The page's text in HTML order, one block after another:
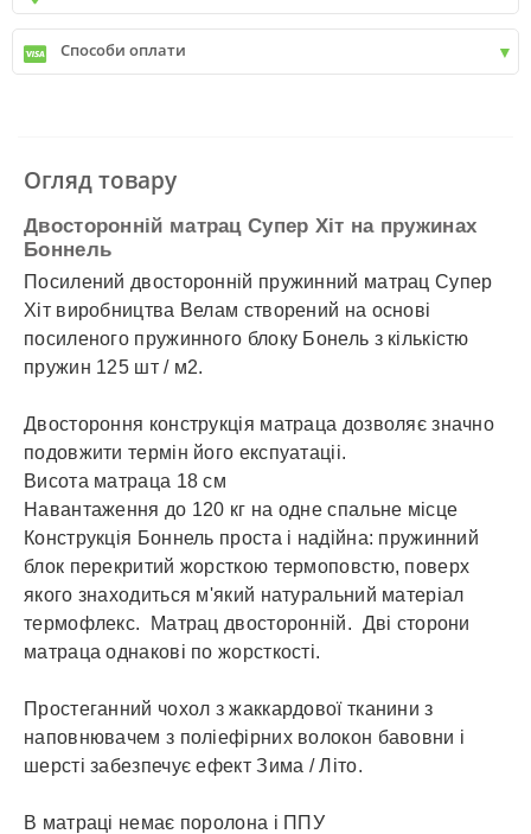
Київ передмістя +30 грн\км
✓Нова пошта
✓Делівері
✓Автолюкс
Способи оплати
✓ Детальніше
Огляд товару
Двосторонній матрац Супер Хіт на пружинах
Боннель
Посилений двосторонній пружинний матрац Супер
Хіт виробництва Велам створений на основі
посиленого пружинного блоку Бонель з кількістю
пружин 125 шт / м2.
Двостороння конструкція матраца дозволяє значно
подовжити термін його експуатаціі.
Висота матраца 18 см
Навантаження до 120 кг на одне спальне місце
Конструкція Боннель проста і надійна: пружинний
блок перекритий жорсткою термоповстю, поверх
якого знаходиться м'який натуральний матеріал
термофлекс. Матрац двосторонній. Дві сторони
матраца однакові по жорсткості.
Простеганний чохол з жаккардової тканини з
наповнювачем з поліефірних волокон бавовни і
шерсті забезпечує ефект Зима / Літо.
В матраці немає поролона і ППУ